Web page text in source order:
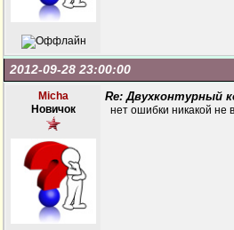
2012-09-28 23:00:00
Micha
Новичок
Re: Двухконтурный
нет ошибки никакой не